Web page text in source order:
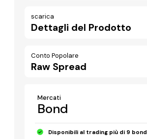
scarica
Dettagli del Prodotto
Conto Popolare
Raw Spread
Mercati
Bond
Disponibili al trading più di 9 bond